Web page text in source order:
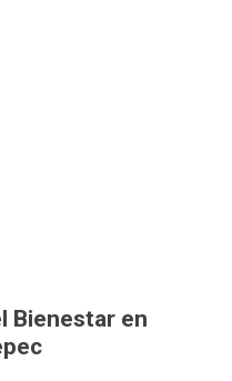
Bienestar en